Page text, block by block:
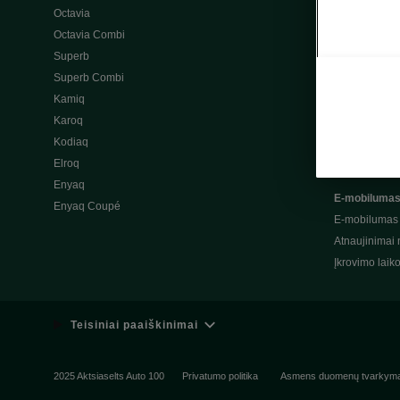
Octavia
Octavia Combi
Superb
Superb Combi
Kamiq
Karoq
Kodiaq
Elroq
Enyaq
Enyaq Coupé
Originalūs
Garantinės
E-mobilumas
E-mobilumas
Atnaujinimai
Įkrovimo
Teisiniai paaiškinimai
2025 Aktsiaselts Auto 100 Privatumo politika Asmens duomenų